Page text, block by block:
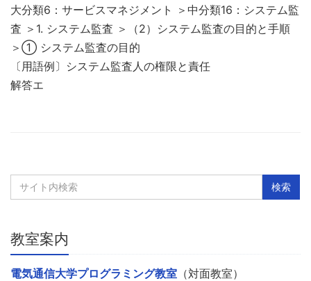
大分類6：サービスマネジメント ＞中分類16：システム監
査 ＞1. システム監査 ＞（2）システム監査の目的と手順
＞① システム監査の目的
〔用語例〕システム監査人の権限と責任
解答エ
教室案内
電気通信大学プログラミング教室 （対面教室）